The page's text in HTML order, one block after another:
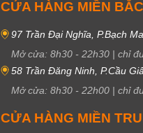
CỬA HÀNG MIỀN BẮC
97 Trần Đại Nghĩa, P.Bạch
Mở cửa: 8h30 - 22h30 | chỉ
58 Trần Đăng Ninh, P.Cầu
Mở cửa: 8h30 - 22h00 | chỉ
CỬA HÀNG MIỀN